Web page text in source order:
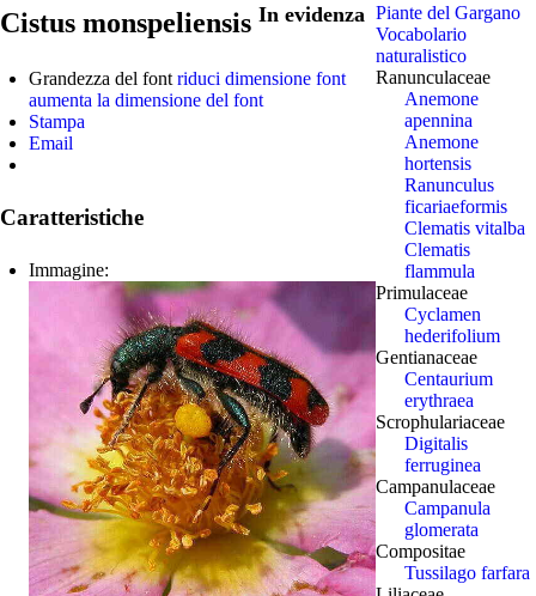
Cistus monspeliensis In evidenza
Grandezza del font riduci dimensione font
aumenta la dimensione del font
Stampa
Email
Caratteristiche
Immagine:
Piante del Gargano
Vocabolario
naturalistico
Ranunculaceae
Anemone
apennina
Anemone
hortensis
Ranunculus
ficariaeformis
Clematis vitalba
Clematis
flammula
Primulaceae
Cyclamen
hederifolium
Gentianaceae
Centaurium
erythraea
Scrophulariaceae
Digitalis
ferruginea
Campanulaceae
Campanula
glomerata
Compositae
Tussilago farfara